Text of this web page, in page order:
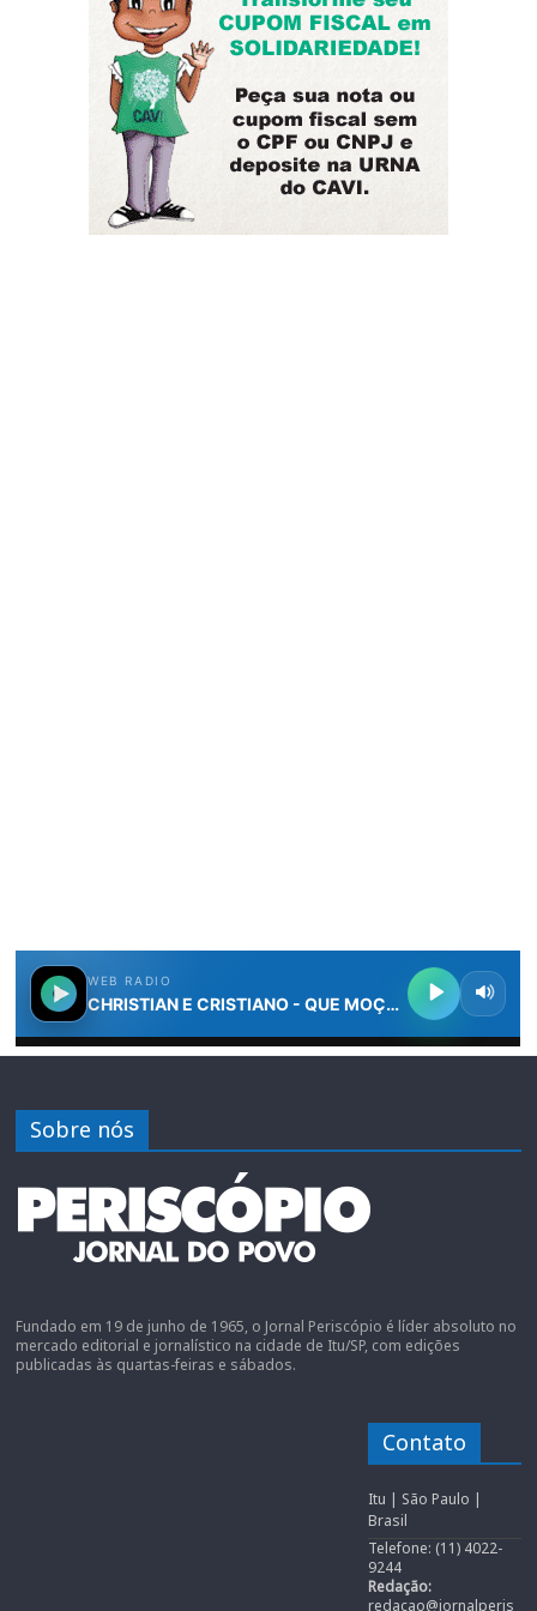
Sobre nós
Fundado em 19 de junho de 1965, o Jornal Periscópio é líder absoluto no
mercado editorial e jornalístico na cidade de Itu/SP, com edições
publicadas às quartas-feiras e sábados.
Contato
Itu | São Paulo |
Brasil
Telefone: (11) 4022-
9244
Redação:
redacao@jornalperis